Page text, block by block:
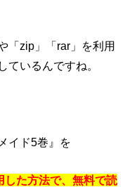
「zip」「rar」を利用
ているんですね。
イド5巻』を
した方法で、無料で読